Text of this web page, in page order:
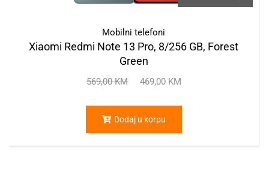
Mobilni telefoni
Xiaomi Redmi Note 13 Pro, 8/256 GB, Forest
Green
569,00KM 469,00 KM
Dodaj u korpu